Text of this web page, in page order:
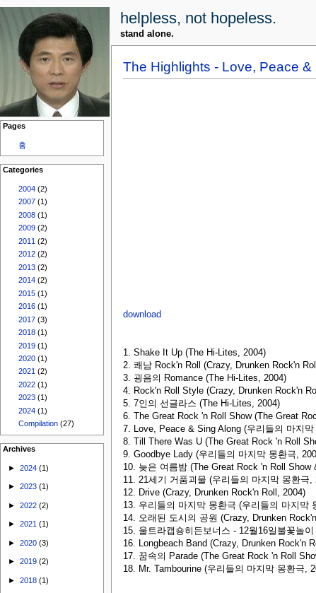
helpless, not hopeless.
stand alone.
Pages
홈
Categories
2004 (2)
2007 (1)
2008 (1)
2009 (2)
2011 (2)
2012 (2)
2013 (2)
2014 (2)
2015 (1)
2016 (1)
2017 (3)
2018 (1)
2019 (1)
2020 (1)
2021 (2)
2022 (1)
2023 (1)
2024 (1)
Compilation (27)
Archives
► 2024 (1)
► 2023 (1)
► 2022 (2)
► 2021 (1)
► 2020 (3)
► 2019 (2)
► 2018 (1)
The Highlights - Love, Peace &
download
1. Shake It Up (The Hi-Lites, 2004)
2. 쾌남 Rock'n Roll (Crazy, Drunken Rock'n
3. 굉음의 Romance (The Hi-Lites, 2004)
4. Rock'n Roll Style (Crazy, Drunken Rock'n
5. 7인의 선글라스 (The Hi-Lites, 2004)
6. The Great Rock 'n Roll Show (The Great
7. Love, Peace & Sing Along (우리들의 마지
8. Till There Was U (The Great Rock 'n Roll
9. Goodbye Lady (우리들의 마지막 몽환극,
10. 늦은 여름밤 (The Great Rock 'n Roll
11. 21세기 거품괴물 (우리들의 마지막 몽환극,
12. Drive (Crazy, Drunken Rock'n Roll, 2004)
13. 우리들의 마지막 몽환극 (우리들의 마지막
14. 오래된 도시의 공원 (Crazy, Drunken
15. 울트라캡숑히든보너스 - 12월16일불꽃놀
16. Longbeach Band (Crazy, Drunken Rock'n
17. 꿈속의 Parade (The Great Rock 'n Roll
18. Mr. Tambourine (우리들의 마지막 몽환극,